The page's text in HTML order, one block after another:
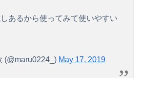
あるから使ってみて使いやすい
(@maru0224_) May 17, 2019